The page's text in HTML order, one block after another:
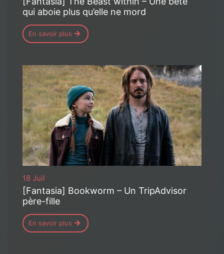
qui aboie plus qu’elle ne mord
En savoir plus
18 Juil
[Fantasia] Bookworm – Un TripAdvisor
père-fille
En savoir plus